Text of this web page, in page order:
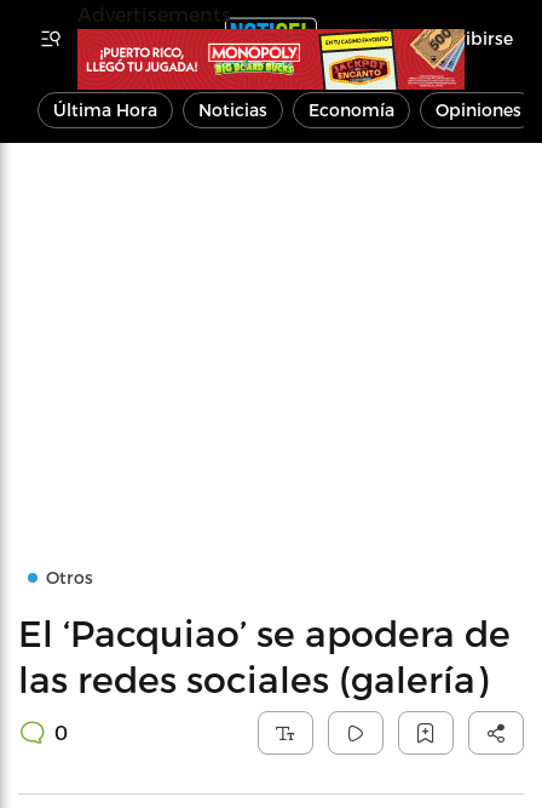
Inscribirse
Última Hora Noticias Economía Opiniones
Otros
El ‘Pacquiao’ se apodera de
las redes sociales (galería)
0
Advertisements